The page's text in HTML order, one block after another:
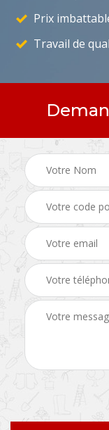
Prix
Travail de